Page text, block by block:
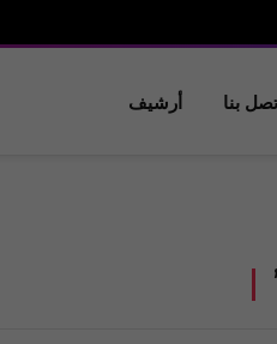
بنا أرشيف